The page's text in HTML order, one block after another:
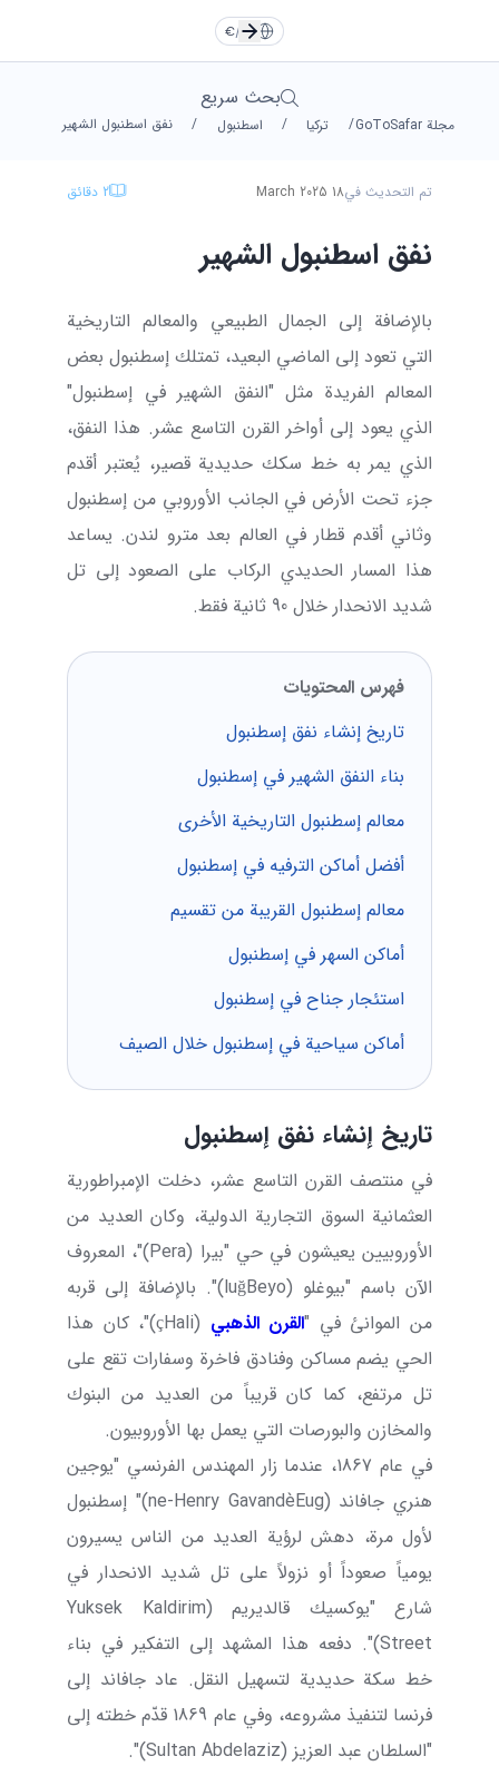
AR
/
€
TR English
فارسی FA العربية AR
يورو
مجلة GoToSafar / تركيا / اسطنبول / نفق اسطنبول الشهير
بحث سريع
تم التحديث في18 March 2025
2 دقائق
نفق اسطنبول الشهير
بالإضافة إلى الجمال الطبيعي والمعالم التاريخية
التي تعود إلى الماضي البعيد، تمتلك إسطنبول بعض
المعالم الفريدة مثل "النفق الشهير في إسطنبول"
الذي يعود إلى أواخر القرن التاسع عشر. هذا النفق،
الذي يمر به خط سكك حديدية قصير، يُعتبر أقدم
جزء تحت الأرض في الجانب الأوروبي من إسطنبول
وثاني أقدم قطار في العالم بعد مترو لندن. يساعد
هذا المسار الحديدي الركاب على الصعود إلى تل
شديد الانحدار خلال 90 ثانية فقط.
فهرس المحتويات
تاريخ إنشاء نفق إسطنبول
بناء النفق الشهير في إسطنبول
معالم إسطنبول التاريخية الأخرى
أفضل أماكن الترفيه في إسطنبول
معالم إسطنبول القريبة من تقسيم
أماكن السهر في إسطنبول
استئجار جناح في إسطنبول
أماكن سياحية في إسطنبول خلال الصيف
تاريخ إنشاء نفق إسطنبول
في منتصف القرن التاسع عشر، دخلت الإمبراطورية
العثمانية السوق التجارية الدولية، وكان العديد من
الأوروبيين يعيشون في حي "بيرا (Pera)"، المعروف
الآن باسم "بيوغلو (Beyo
ğ
lu)". بالإضافة إلى قربه
من الموانئ في "القرن الذهبي (
Hali
ç)"، كان هذا
الحي يضم مساكن وفنادق فاخرة وسفارات تقع على
تل مرتفع، كما كان قريباً من العديد من البنوك
والمخازن والبورصات التي يعمل بها الأوروبيون.
في عام 1867، عندما زار المهندس الفرنسي "يوجين
هنري جافاند (Eug
è
ne-Henry Gavand)" إسطنبول
لأول مرة، دهش لرؤية العديد من الناس يسيرون
يومياً صعوداً أو نزولاً على تل شديد الانحدار في
شارع "يوكسيك قالديريم (Yuksek Kaldirim
Street)". دفعه هذا المشهد إلى التفكير في بناء
خط سكة حديدية لتسهيل النقل. عاد جافاند إلى
فرنسا لتنفيذ مشروعه، وفي عام 1869 قدّم خطته إلى
"السلطان عبد العزيز (Sultan Abdelaziz
)".
TR English
فارسی FA العربية AR
Euro